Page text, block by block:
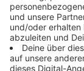
nächste
anderem "Die
Besucher
übermorgen
Münster tritt